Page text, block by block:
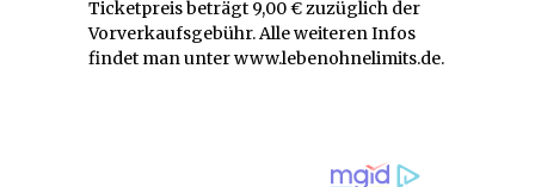
Ticketpreis beträgt 9,00 € zuzüglich der
Vorverkaufsgebühr. Alle weiteren Infos
findet man unter www.lebenohnelimits.de.